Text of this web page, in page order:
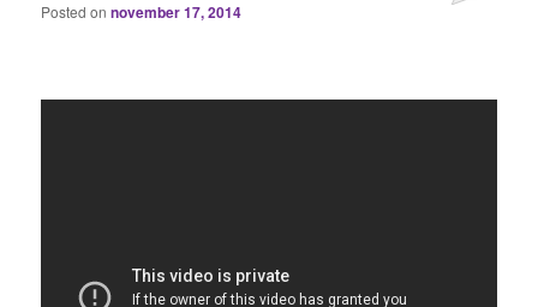
Posted onnovember 17, 2014